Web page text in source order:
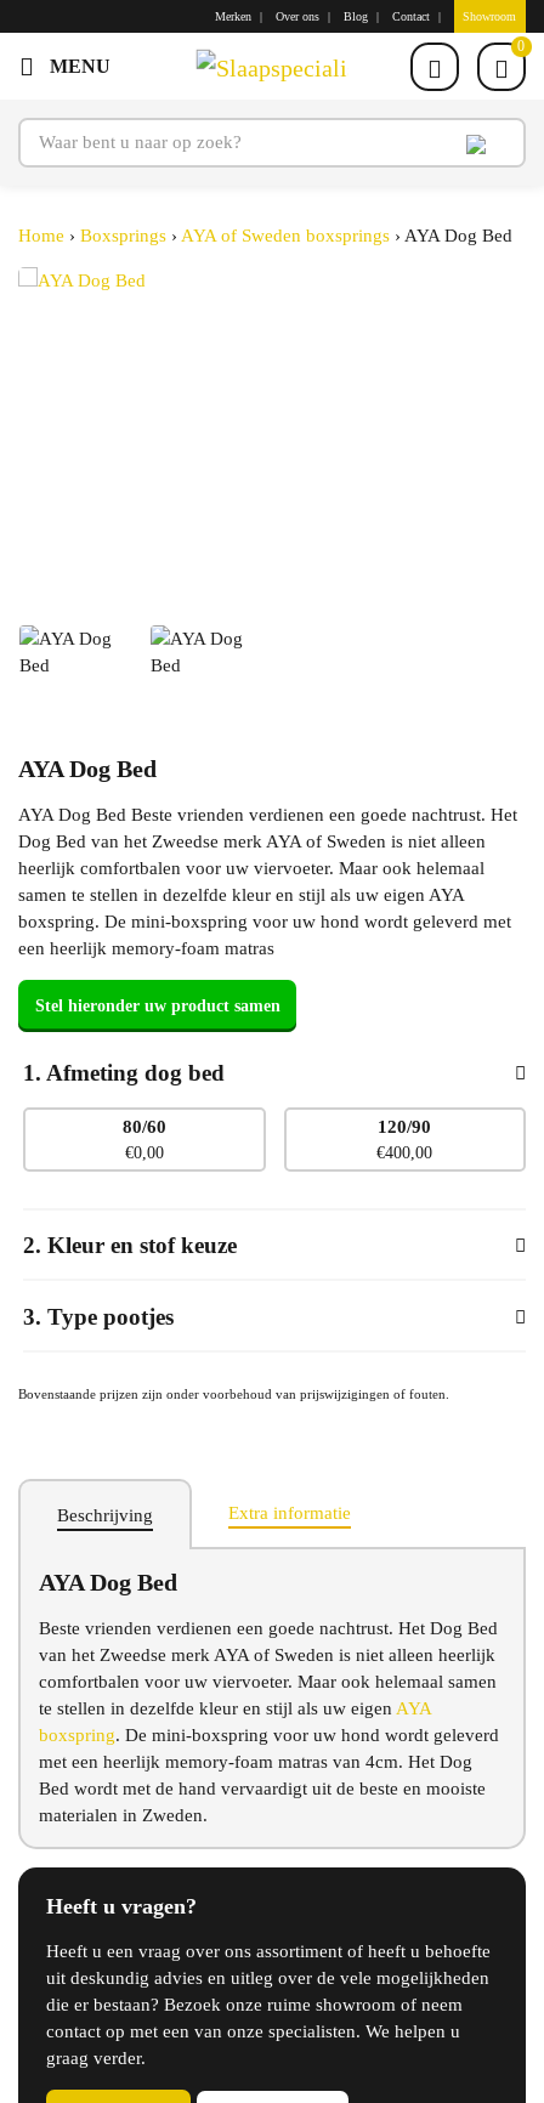
Merken Over ons Blog Contact Showroom
0
Home › Boxsprings › AYA of Sweden boxsprings › AYA Dog Bed
AYA Dog Bed
AYA Dog Bed Beste vrienden verdienen een goede nachtrust. Het
Dog Bed van het Zweedse merk AYA of Sweden is niet alleen
heerlijk comfortbalen voor uw viervoeter. Maar ook helemaal
samen te stellen in dezelfde kleur en stijl als uw eigen AYA
boxspring. De mini-boxspring voor uw hond wordt geleverd met
een heerlijk memory-foam matras
Stel hieronder uw product samen
1 Afmeting dog bed
dog
80/60
€0,00
120/90
€400,00
2 Kleur en stof keuze
3 Type pootjes
Bovenstaande prijzen zijn onder voorbehoud van prijswijzigingen of fouten.
Beschrijving Extra informatie
AYA Dog Bed
Beste vrienden verdienen een goede nachtrust. Het Dog Bed
van het Zweedse merk AYA of Sweden is niet alleen heerlijk
comfortbalen voor uw viervoeter. Maar ook helemaal samen
te stellen in dezelfde kleur en stijl als uw eigen AYA
boxspring. De mini-boxspring voor uw hond wordt geleverd
met een heerlijk memory-foam matras van 4cm. Het Dog
Bed wordt met de hand vervaardigt uit de beste en mooiste
materialen in Zweden.
Heeft u vragen?
Heeft u een vraag over ons assortiment of heeft u behoefte
uit deskundig advies en uitleg over de vele mogelijkheden
die er bestaan? Bezoek onze ruime showroom of neem
contact op met een van onze specialisten. We helpen u
graag verder.